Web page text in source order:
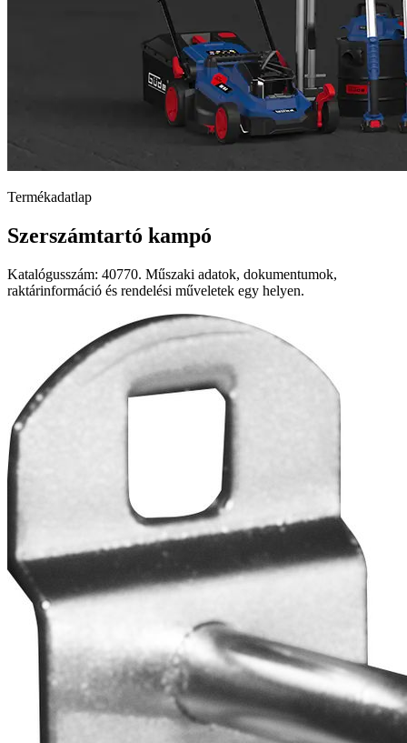
Termékadatlap
Szerszámtartó kampó
Katalógusszám: 40770. Műszaki adatok, dokumentumok,
raktárinformáció és rendelési műveletek egy helyen.